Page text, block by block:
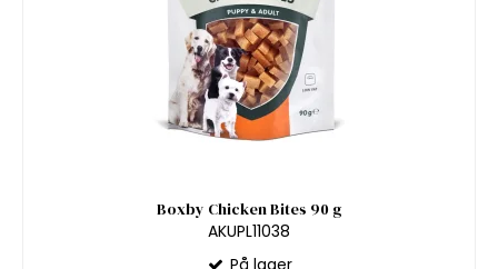
Boxby Chicken Bites 90 g
AKUPL11038